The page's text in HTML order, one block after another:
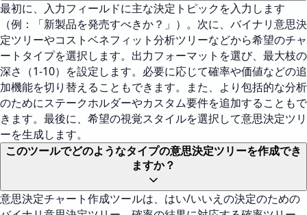
最初に、入力フィールドに主な決定トピックを入力します
（例：「新製品を発売すべきか？」）。次に、バイナリ意思決
定ツリーやコストベネフィット分析ツリーなどから希望のチャ
ートタイプを選択します。出力フォーマットを選び、最大枝の
深さ（1-10）を設定します。必要に応じて確率や価値などの追
加機能を切り替えることもできます。また、より包括的な分析
のためにステークホルダーやカスタム要件を追加することもで
きます。最後に、希望の視覚スタイルを選択して意思決定ツリ
ーを生成します。
このツールでどのようなタイプの意思決定ツリーを作成でき
ますか？
意思決定チャート作成ツールは、はい/いいえの決定のための